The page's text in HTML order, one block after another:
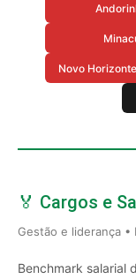
Novo
🏅 Cargos e
Gestão e liderança •
Benchmark salarial